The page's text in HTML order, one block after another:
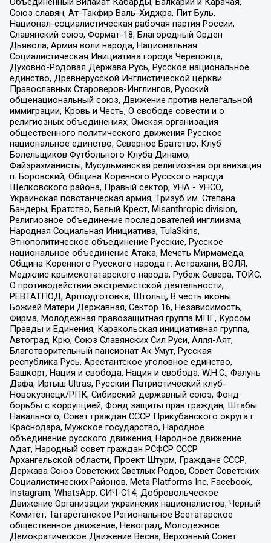
Союз славян, Ат-Такфир Валь-Хиджра, Пит Буль,
Национал-социалистическая рабочая партия России,
Славянский союз, Формат-18, Благородный Орден
Дьявола, Армия воли народа, Национальная
Социалистическая Инициатива города Череповца,
Духовно-Родовая Держава Русь, Русское национальное
единство, Древнерусской Инглистической церкви
Православных Староверов-Инглингов, Русский
общенациональный союз, Движение против нелегальной
иммиграции, Кровь и Честь, О свободе совести и о
религиозных объединениях, Омская организация
общественного политического движения Русское
национальное единство, Северное Братство, Клуб
Болельщиков Футбольного Клуба Динамо,
Файзрахманисты, Мусульманская религиозная организация
п. Боровский, Община Коренного Русского народа
Щелковского района, Правый сектор, УНА - УНСО,
Украинская повстанческая армия, Тризуб им. Степана
Бандеры, Братство, Белый Крест, Misanthropic division,
Религиозное объединение последователей инглиизма,
Народная Социальная Инициатива, TulaSkins,
Этнополитическое объединение Русские, Русское
национальное объединение Атака, Мечеть Мирмамеда,
Община Коренного Русского народа г. Астрахани, ВОЛЯ,
Меджлис крымскотатарского народа, Рубеж Севера, ТОЙС,
О противодействии экстремистской деятельности,
РЕВТАТПОД, Артподготовка, Штольц, В честь иконы
Божией Матери Державная, Сектор 16, Независимость,
Фирма, Молодежная правозащитная группа МПГ, Курсом
Правды и Единения, Каракольская инициативная группа,
Автоград Крю, Союз Славянских Сил Руси, Алля-Аят,
Благотворительный пансионат Ак Умут, Русская
республика Русь, Арестантское уголовное единство,
Башкорт, Нация и свобода, Нация и свобода, W.H.С., Фалунь
Дафа, Иртыш Ultras, Русский Патриотический клуб-
Новокузнецк/РПК, Сибирский державный союз, Фонд
борьбы с коррупцией, Фонд защиты прав граждан, Штабы
Навального, Совет граждан СССР Прикубанского округа г.
Краснодара, Мужское государство, Народное
объединение русского движения, Народное движение
Адат, Народный совет граждан РСФСР СССР
Архангельской области, Проект Штурм, Граждане СССР,
Держава Союз Советских Светлых Родов, Совет Советских
Социалистических Районов, Meta Platforms Inc, Facebook,
Instagram, WhatsApp, СИЧ-С14, Добровольческое
Движение Организации украинских националистов, Черный
Комитет, Татарстанское Региональное Всетатарское
общественное движение, Невоград, Молодежное
Демократическое Движение Весна, Верховный Совет